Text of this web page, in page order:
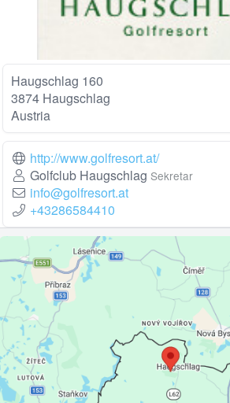
Haugschlag 160
3874 Haugschlag
Austria
http://www.golfresort.at/
Golfclub Haugschlag Sekretar
info@golfresort.at
+43286584410